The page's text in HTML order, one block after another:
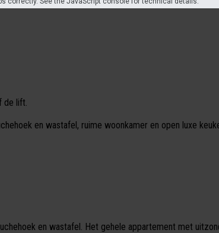
de lift.
en wastafel, ruime woonkamer en open luxe
en wastafel. Het gehele appartement met